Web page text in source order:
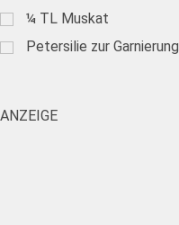
¼ TL Muskat
Petersilie zur Garnierung
ANZEIGE